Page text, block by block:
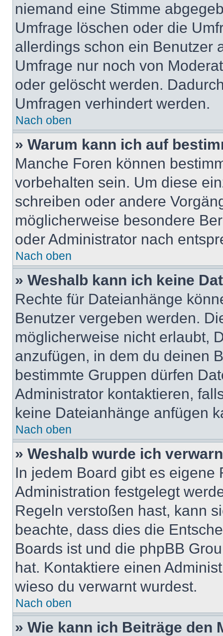
niemand eine Stimme
Umfrage löschen oder die
allerdings schon ein Benutzer
Umfrage nur noch von
oder gelöscht werden.
Umfragen verhindert werden.
Nach oben
» Warum kann ich auf
Manche Foren können
vorbehalten sein. Um diese
schreiben oder andere
möglicherweise besondere
oder Administrator nach
Nach oben
» Weshalb kann ich keine
Rechte für Dateianhänge
Benutzer vergeben werden.
möglicherweise nicht erlaubt,
anzufügen, in dem du deinen
bestimmte Gruppen dürfen
Administrator kontaktieren,
keine Dateianhänge anfügen
Nach oben
» Weshalb wurde ich
In jedem Board gibt es
Administration festgelegt
Regeln verstoßen hast, kann
beachte, dass dies die
Boards ist und die phpBB
hat. Kontaktiere einen
wieso du verwarnt wurdest.
Nach oben
» Wie kann ich Beiträge den